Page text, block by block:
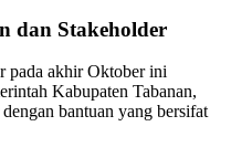
dan Stakeholder
pada akhir Oktober ini
Kabupaten Tabanan,
bantuan yang bersifat